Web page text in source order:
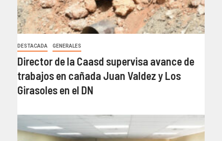
DESTACADA GENERALES
Director de la Caasd supervisa avance de
trabajos en cañada Juan Valdez y Los
Girasoles en el DN